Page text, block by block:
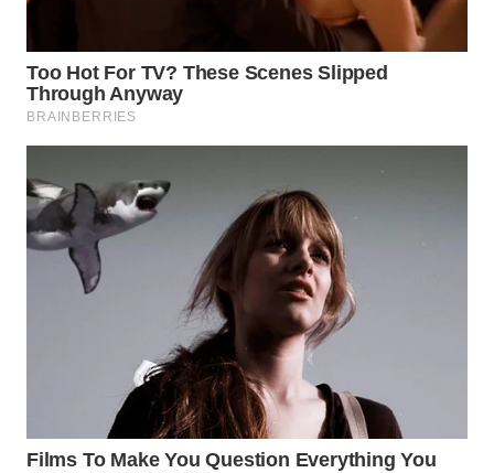
SAMOSIR
WN
WN
SUMEDANG
KEPULAUAN
SERIBU